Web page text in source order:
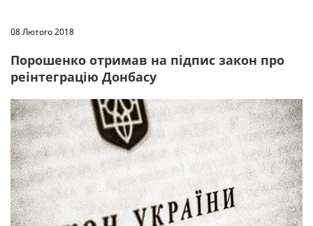
08 Лютого 2018
Порошенко отримав на підпис закон про
реінтеграцію Донбасу